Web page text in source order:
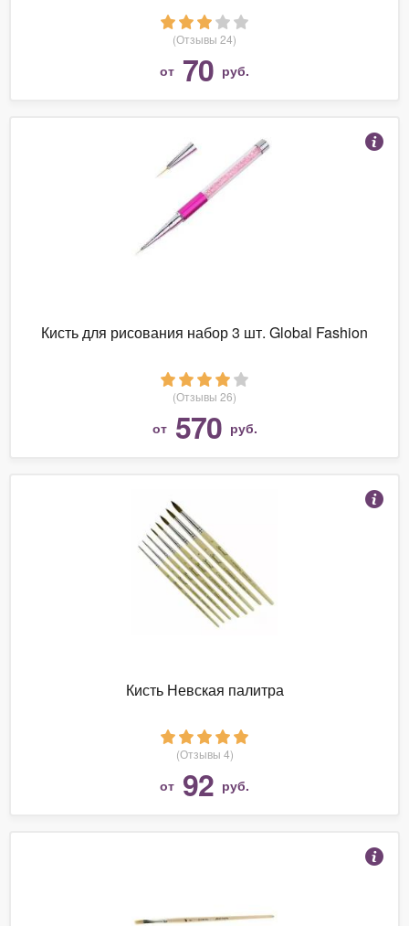
(Отзывы 24)
от 70 руб.
Кисть для рисования набор 3 шт. Global Fashion
(Отзывы 26)
от 570 руб.
Кисть Невская палитра
(Отзывы 4)
от 92 руб.